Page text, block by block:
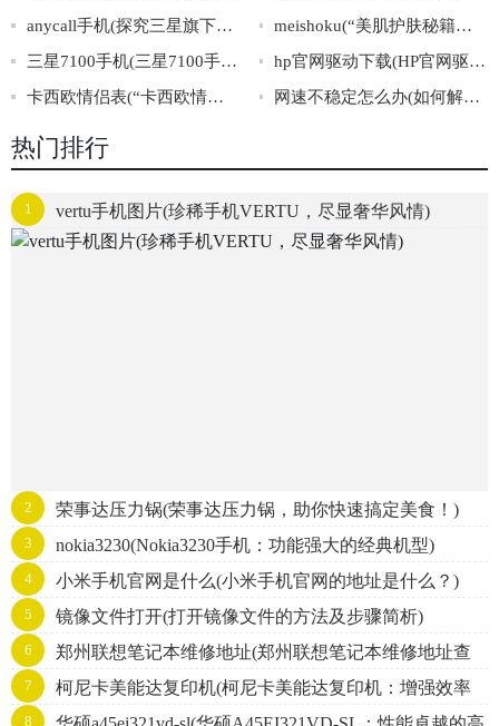
anycall手机(探究三星旗下Anycall手机的发展历程和未来趋势)
meishoku(“美肌护肤秘籍大揭秘！让你拥有嫩滑肌肤的7个必备步骤！”)
三星7100手机(三星7100手机：性能强悍，颜值出众的高性价比选择)
hp官网驱动下载(HP官网驱动下载全攻略)
卡西欧情侣表(“卡西欧情侣表”行情价值解析及购买指南)
网速不稳定怎么办(如何解决网速不稳定的问题)
热门排行
1 vertu手机图片(珍稀手机VERTU，尽显奢华风情)
2 荣事达压力锅(荣事达压力锅，助你快速搞定美食！)
3 nokia3230(Nokia3230手机：功能强大的经典机型)
4 小米手机官网是什么(小米手机官网的地址是什么？)
5 镜像文件打开(打开镜像文件的方法及步骤简析)
6
郑州联想笔记本维修地址(郑州联想笔记本维修地址查
询及服务信息汇总)
7
柯尼卡美能达复印机(柯尼卡美能达复印机：增强效率
8